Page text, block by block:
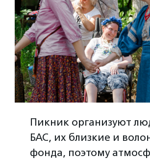
Пикник организуют
БАС, их близкие и
фонда, поэтому